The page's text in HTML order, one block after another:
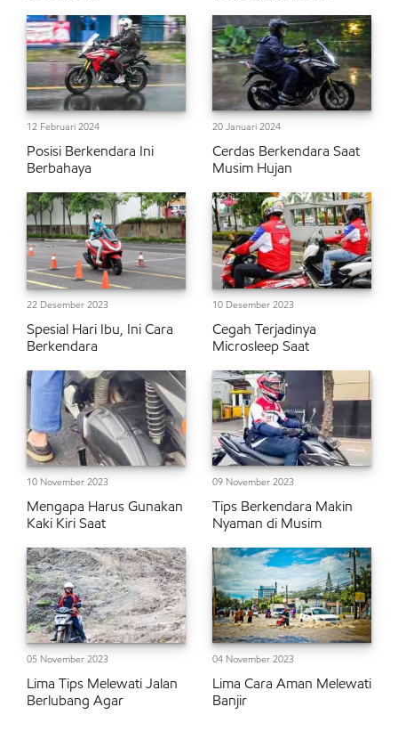
12 Februari 2024
Posisi Berkendara Ini
Berbahaya
20 Januari 2024
Cerdas Berkendara Saat
Musim Hujan
22 Desember 2023
Spesial Hari Ibu, Ini Cara
Berkendara
10 Desember 2023
Cegah Terjadinya
Microsleep Saat
10 November 2023
Mengapa Harus Gunakan
Kaki Kiri Saat
09 November 2023
Tips Berkendara Makin
Nyaman di Musim
05 November 2023
Lima Tips Melewati Jalan
Berlubang Agar
04 November 2023
Lima Cara Aman Melewati
Banjir